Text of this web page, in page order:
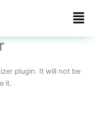
plugin. It will not be
it.